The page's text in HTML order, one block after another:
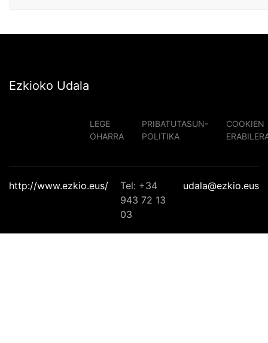
Ezkioko Udala
LEGE
OHARRA
PRIBATUTASUN-
POLITIKA
COOKIEN
http://www.ezkio.eus/
Tel: +34
943 72 13
03
udala@ezkio.eus